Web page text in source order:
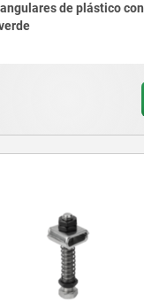
de plástico